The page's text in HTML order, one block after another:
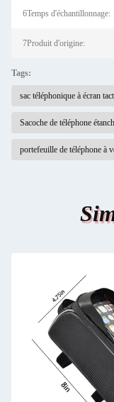
6Temps d'échantillonnage:
7Produit d'origine:
Tags:
sac téléphonique à écran
Sacoche de téléphone
portefeuille de téléphone à